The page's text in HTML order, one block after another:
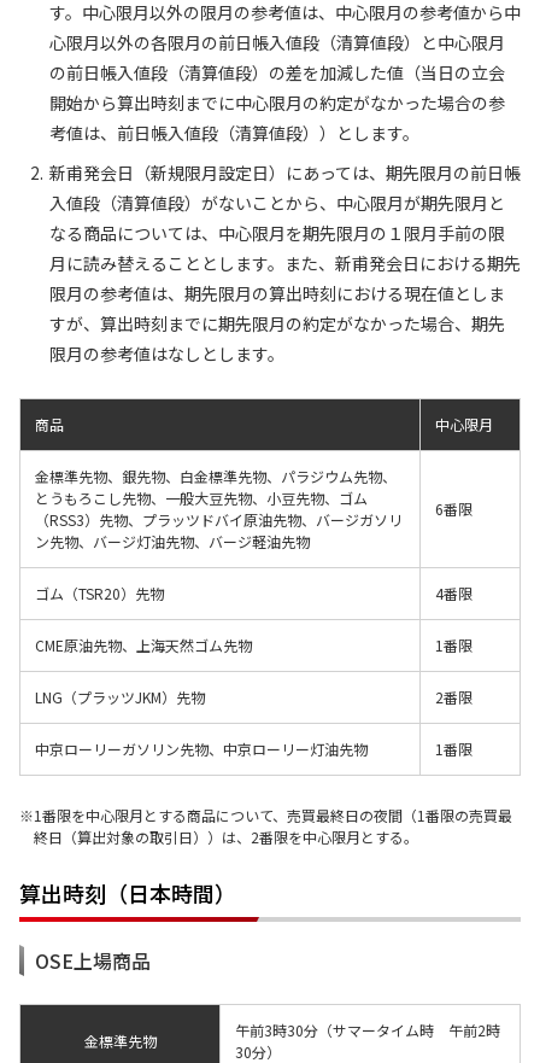
す。中心限月以外の限月の参考値は、中心限月の参考値から中
心限月以外の各限月の前日帳入値段（清算値段）と中心限月
の前日帳入値段（清算値段）の差を加減した値（当日の立会
開始から算出時刻までに中心限月の約定がなかった場合の参
考値は、前日帳入値段（清算値段））とします。
新甫発会日（新規限月設定日）にあっては、期先限月の前日帳
入値段（清算値段）がないことから、中心限月が期先限月と
なる商品については、中心限月を期先限月の１限月手前の限
月に読み替えることとします。また、新甫発会日における期先
限月の参考値は、期先限月の算出時刻における現在値としま
すが、算出時刻までに期先限月の約定がなかった場合、期先
限月の参考値はなしとします。
商品 中心限月
金標準先物、銀先物、白金標準先物、パラジウム先物、
とうもろこし先物、一般大豆先物、小豆先物、ゴム
（RSS3）先物、プラッツドバイ原油先物、バージガソリ
ン先物、バージ灯油先物、バージ軽油先物
6番限
ゴム（TSR20）先物 4番限
CME原油先物、上海天然ゴム先物 1番限
LNG（プラッツJKM）先物 2番限
中京ローリーガソリン先物、中京ローリー灯油先物 1番限
1番限を中心限月とする商品について、売買最終日の夜間（1番限の売買最
終日（算出対象の取引日））は、2番限を中心限月とする。
算出時刻（日本時間）
OSE上場商品
金標準先物
午前3時30分（サマータイム時 午前2時
30分）